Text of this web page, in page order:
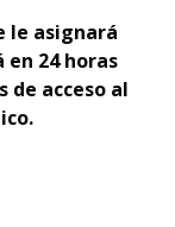
le asignará
en 24 horas
de acceso al